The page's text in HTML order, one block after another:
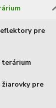
pre
terárium
žiarovky pre